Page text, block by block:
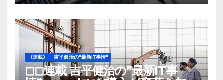
《連載》 吉平健治の”最新IT事情”
◻︎◻︎連載 吉平健治の”最新IT事